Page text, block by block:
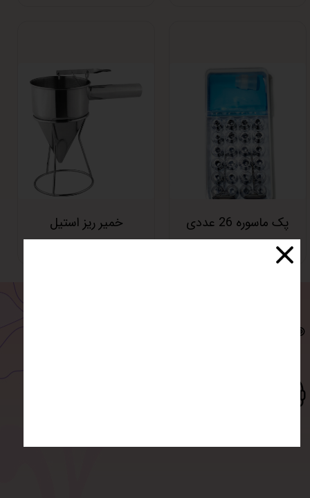
پک ماسوره 26 عددی
اتمام موجودی
خمیر ریز استیل
اتمام موجودی